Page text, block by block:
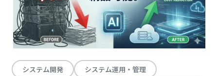
システム開発
システム運用・管理